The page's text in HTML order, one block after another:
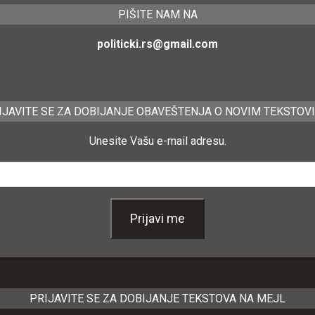
PIŠITE NAM NA
politicki.rs@gmail.com
SE ZA DOBIJANJE OBAVEŠTENJA O NOVIM
Unesite Vašu e-mail adresu.
Prijavi me
PRIJAVITE SE ZA DOBIJANJE TEKSTOVA NA MEJL